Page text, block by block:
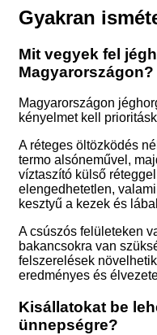
Gyakran
Mit vegyek fel
Magyarországon?
Magyarországon
kényelmet kell
A réteges öltözködés
termo alsóneművel,
víztaszító külső
elengedhetetlen,
kesztyű a kezek és
A csúszós felületeken
bakancsokra van
felszerelések
eredményes és
Kisállatokat be
ünnepségre?